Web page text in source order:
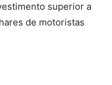
superior a
de motoristas